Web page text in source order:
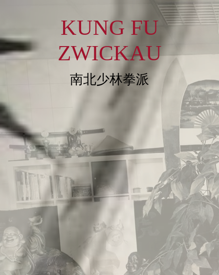
KUNG FU
ZWICKAU
南北少林拳派